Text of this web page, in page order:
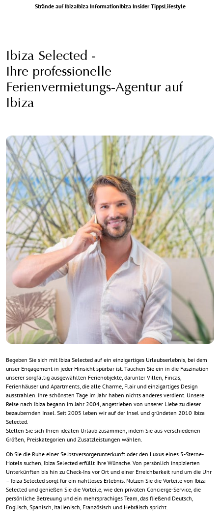
Strände auf IbizaIbiza InformationIbiza Insider TippsLifestyle
Ibiza Selected -
Ihre professionelle
Ferienvermietungs-Agentur auf
Ibiza
Begeben Sie sich mit Ibiza Selected auf ein einzigartiges Urlaubserlebnis, bei dem
unser Engagement in jeder Hinsicht spürbar ist. Tauchen Sie ein in die Faszination
unserer sorgfältig ausgewählten Ferienobjekte, darunter Villen, Fincas,
Ferienhäuser und Apartments, die alle Charme, Flair und einzigartiges Design
ausstrahlen. Ihre schönsten Tage im Jahr haben nichts anderes verdient. Unsere
Reise nach Ibiza begann im Jahr 2004, angetrieben von unserer Liebe zu dieser
bezaubernden Insel. Seit 2005 leben wir auf der Insel und gründeten 2010 Ibiza
Selected.
Stellen Sie sich Ihren idealen Urlaub zusammen, indem Sie aus verschiedenen
Größen, Preiskategorien und Zusatzleistungen wählen.
Ob Sie die Ruhe einer Selbstversorgerunterkunft oder den Luxus eines 5-Sterne-
Hotels suchen, Ibiza Selected erfüllt Ihre Wünsche. Von persönlich inspizierten
Unterkünften bis hin zu Check-Ins vor Ort und einer Erreichbarkeit rund um die Uhr
– Ibiza Selected sorgt für ein nahtloses Erlebnis. Nutzen Sie die Vorteile von Ibiza
Selected und genießen Sie die Vorteile, wie den privaten Concierge-Service, die
persönliche Betreuung und ein mehrsprachiges Team, das fließend Deutsch,
Englisch, Spanisch, Italienisch, Französisch und Hebräisch spricht.